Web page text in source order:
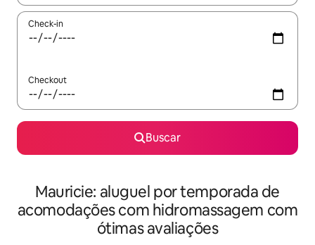
Check-in
Checkout
Buscar
Mauricie: aluguel por temporada de
acomodações com hidromassagem com
ótimas avaliações